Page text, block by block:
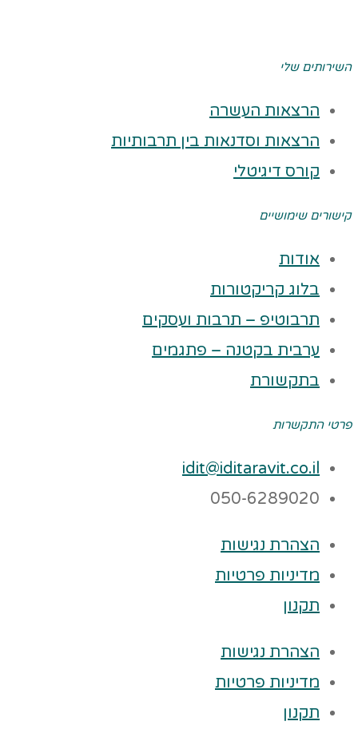
השירותים שלי
הרצאות העשרה
הרצאות וסדנאות בין תרבותיות
קורס דיגיטלי
קישורים שימושיים
אודות
בלוג קריקטורות
תרבוטיפ – תרבות ועסקים
ערבית בקטנה – פתגמים
בתקשורת
פרטי התקשרות
idit@iditaravit.co.il
050-6289020
הצהרת נגישות
מדיניות פרטיות
תקנון
הצהרת נגישות
מדיניות פרטיות
תקנון